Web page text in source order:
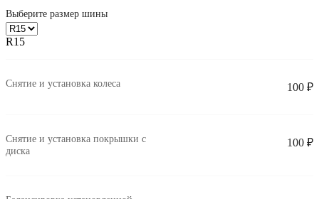
Выберите размер шины
R15
Снятие и установка колеса 100 ₽
Снятие и установка покрышки с
диска
100 ₽